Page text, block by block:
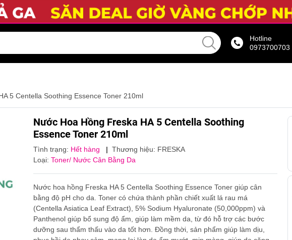
Hotline
0973700703
5 Centella Soothing Essence Toner 210ml
Nước Hoa Hồng Freska HA 5 Centella Soothing
Essence Toner 210ml
Tình trạng: Hết hàng | Thương hiệu: FRESKA
Loại: Toner/ Nước Cân Bằng Da
Nước hoa hồng Freska HA 5 Centella Soothing Essence Toner giúp cân
bằng độ pH cho da. Toner có chứa thành phần chiết xuất lá rau má
(Centella Asiatica Leaf Extract), 5% Sodium Hyaluronate (50,000ppm) và
Panthenol giúp bổ sung độ ẩm, giúp làm mềm da, từ đó hỗ trợ các bước
dưỡng sau thẩm thấu vào da tốt hơn. Đồng thời, sản phẩm giúp làm dịu,